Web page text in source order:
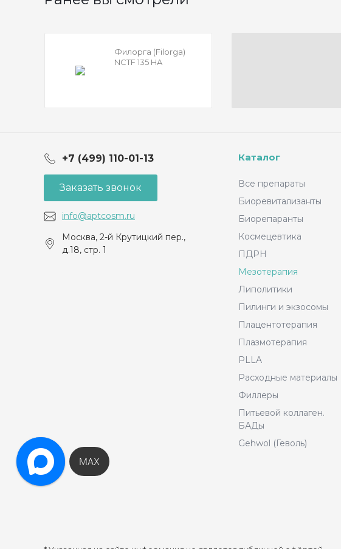
Филорга (Filorga)
NCTF 135 HA
+7 (499) 110-01-13
Заказать звонок
info@aptcosm.ru
Москва, 2-й Крутицкий пер.,
д.18, стр. 1
Каталог
Все препараты
Биоревитализанты
Биорепаранты
Космецевтика
ПДРН
Мезотерапия
Липолитики
Пилинги и экзосомы
Плацентотерапия
Плазмотерапия
PLLA
Расходные материалы
Филлеры
Питьевой коллаген.
БАДы
Gehwol (Геволь)
MAX